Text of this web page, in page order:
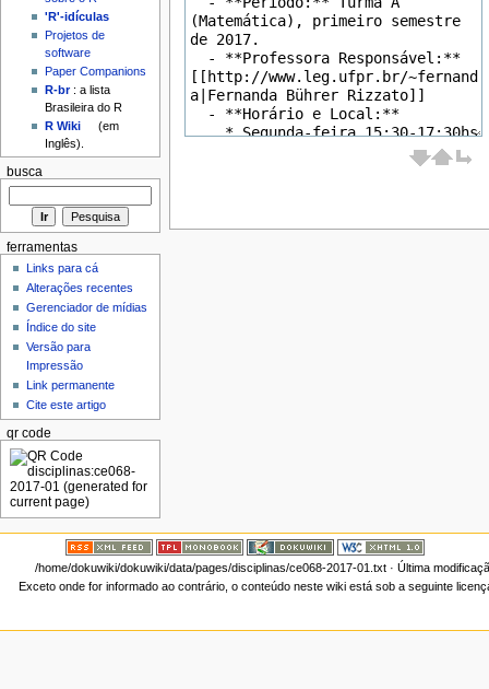
'R'-idículas
Projetos de
software
Paper Companions
R-br: a lista
Brasileira do R
R Wiki
(em
Inglês).
busca
ferramentas
Links para cá
Alterações recentes
Gerenciador de mídias
Índice do site
Versão para
Impressão
Link permanente
Cite este artigo
qr code
/home/dokuwiki/dokuwiki/data/pages/disciplinas/ce068-2017-01.txt· Última
Exceto onde for informado ao contrário, o conteúdo neste wiki está sob a seguinte